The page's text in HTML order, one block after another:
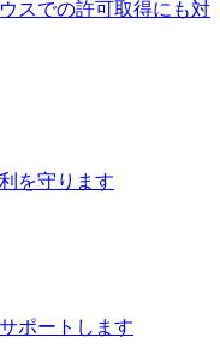
スでの許可取得にも対
を守ります
ポートします